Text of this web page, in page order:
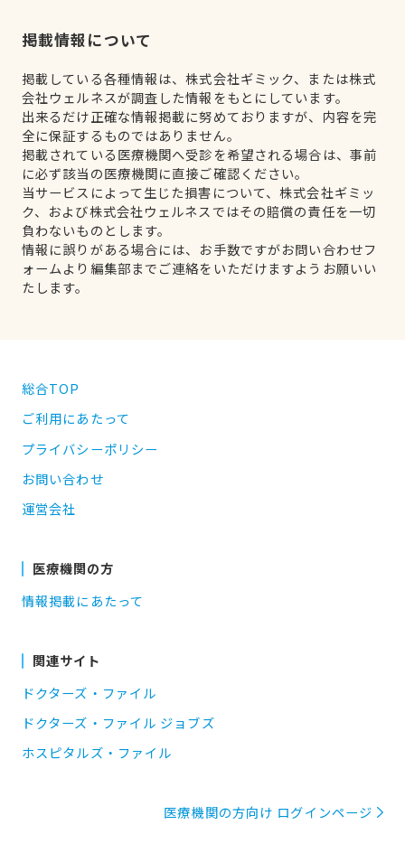
掲載情報について
掲載している各種情報は、株式会社ギミック、または株式
会社ウェルネスが調査した情報をもとにしています。
出来るだけ正確な情報掲載に努めておりますが、内容を完
全に保証するものではありません。
掲載されている医療機関へ受診を希望される場合は、事前
に必ず該当の医療機関に直接ご確認ください。
当サービスによって生じた損害について、株式会社ギミッ
ク、および株式会社ウェルネスではその賠償の責任を一切
負わないものとします。
情報に誤りがある場合には、お手数ですがお問い合わせフ
ォームより編集部までご連絡をいただけますようお願いい
たします。
総合TOP
ご利用にあたって
プライバシーポリシー
お問い合わせ
運営会社
医療機関の方
情報掲載にあたって
関連サイト
ドクターズ・ファイル
ドクターズ・ファイル ジョブズ
ホスピタルズ・ファイル
医療機関の方向け ログインページ